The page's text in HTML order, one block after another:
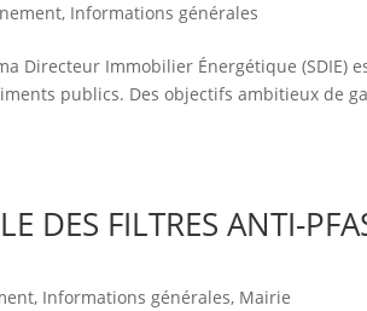
, Informations générales
Directeur Immobilier Énergétique
publics. Des objectifs ambitieux de
DES FILTRES ANTI-
, Informations générales, Mairie